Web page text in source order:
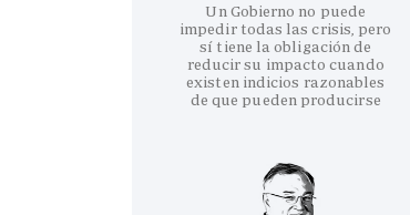
Un Gobierno no puede
impedir todas las crisis, pero
sí tiene la obligación de
reducir su impacto cuando
existen indicios razonables
de que pueden producirse